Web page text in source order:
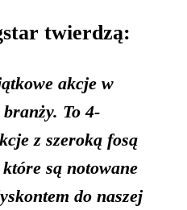
twierdzą:
akcje w
To 4-
z szeroką fosą
są notowane
do naszej